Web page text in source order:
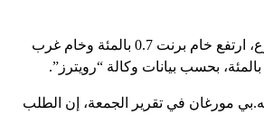
وحتى الآن هذا الأسبوع، ارتفع خام برنت 0.7 بالمئة وخام غرب
مورغان في تقرير الجمعة، إن الطلب